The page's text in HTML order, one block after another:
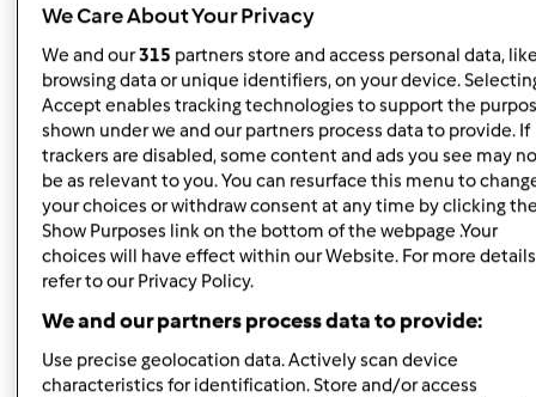
Buon pomeriggio gabbianella76,
abbiamo letto i suoi commenti e vorremmo intanto
confermarle che mentre l’apparecchio è in funzione le
alette garantiscono la chiusura di sicurezza bloccando il
coperchio.
Durante l’esecuzione della ricetta, quindi con il Bimby in
funzione, è comunque possibile aggiungere degli
ingredienti attraverso foro sul quale alloggia il misurino.
Inoltre, i tempi e le velocità possono essere variati anche
mentre il Bimby® è in funzione; se si desidera
interrompere prima la preparazione si può azzerare il
tempo ruotando la manopola.
We Care About Your Privacy
We and our315 partners store and access personal data,
browsing data or unique identifiers, on your device.
Accept enables tracking technologies to support the
shown under we and our partners process data to provide. If
trackers are disabled, some content and ads you see may
be as relevant to you. You can resurface this menu to
your choices or withdraw consent at any time by clicking
Show Purposes link on the bottom of the webpage .Your
choices will have effect within our Website. For more
refer to our Privacy Policy.
We and our partners process data to provide:
Use precise geolocation data. Actively scan device
characteristics for identification. Store and/or access